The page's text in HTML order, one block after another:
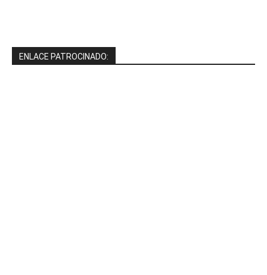
ENLACE PATROCINADO: